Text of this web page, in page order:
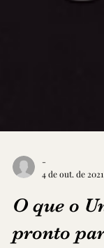
4 de out. de 2021
O que o